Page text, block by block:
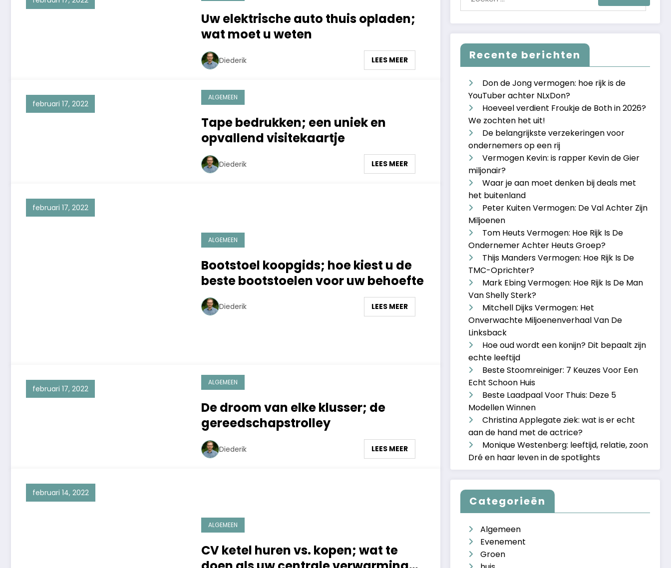
Uw elektrische auto thuis opladen;
wat moet u weten
Diederik LEES MEER
februari 17, 2022
ALGEMEEN
Tape bedrukken; een uniek en
opvallend visitekaartje
Diederik LEES MEER
februari 17, 2022
ALGEMEEN
Bootstoel koopgids; hoe kiest u de
beste bootstoelen voor uw behoefte
Diederik LEES MEER
februari 17, 2022
ALGEMEEN
De droom van elke klusser; de
gereedschapstrolley
Diederik LEES MEER
februari 14, 2022
ALGEMEEN
CV ketel huren vs. kopen; wat te
Recente berichten
Don de Jong vermogen: hoe rijk is de
YouTuber achter NLxDon?
Hoeveel verdient Froukje de Both in 2026?
We zochten het uit!
De belangrijkste verzekeringen voor
ondernemers op een rij
Vermogen Kevin: is rapper Kevin de Gier
miljonair?
Waar je aan moet denken bij deals met
het buitenland
Peter Kuiten Vermogen: De Val Achter Zijn
Miljoenen
Tom Heuts Vermogen: Hoe Rijk Is De
Ondernemer Achter Heuts Groep?
Thijs Manders Vermogen: Hoe Rijk Is De
TMC-Oprichter?
Mark Ebing Vermogen: Hoe Rijk Is De Man
Van Shelly Sterk?
Mitchell Dijks Vermogen: Het
Onverwachte Miljoenenverhaal Van De
Linksback
Hoe oud wordt een konijn? Dit bepaalt zijn
echte leeftijd
Beste Stoomreiniger: 7 Keuzes Voor Een
Echt Schoon Huis
Beste Laadpaal Voor Thuis: Deze 5
Modellen Winnen
Christina Applegate ziek: wat is er echt
aan de hand met de actrice?
Monique Westenberg: leeftijd, relatie, zoon
Dré en haar leven in de spotlights
Categorieën
Algemeen
Evenement
Groen